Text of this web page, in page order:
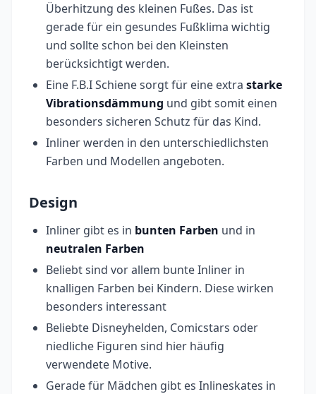
Überhitzung des kleinen Fußes. Das ist
gerade für ein gesundes Fußklima wichtig
und sollte schon bei den Kleinsten
berücksichtigt werden.
Eine F.B.I Schiene sorgt für eine extra starke
Vibrationsdämmung und gibt somit einen
besonders sicheren Schutz für das Kind.
Inliner werden in den unterschiedlichsten
Farben und Modellen angeboten.
Design
Inliner gibt es in bunten Farben und in
neutralen Farben
Beliebt sind vor allem bunte Inliner in
knalligen Farben bei Kindern. Diese wirken
besonders interessant
Beliebte Disneyhelden, Comicstars oder
niedliche Figuren sind hier häufig
verwendete Motive.
Gerade für Mädchen gibt es Inlineskates in